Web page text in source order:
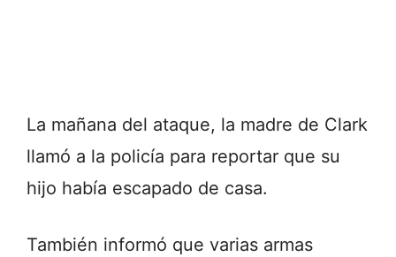
La mañana del ataque, la madre de Clark
llamó a la policía para reportar que su
hijo había escapado de casa.
También informó que varias armas